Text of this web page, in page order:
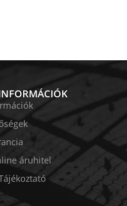
áruhitel